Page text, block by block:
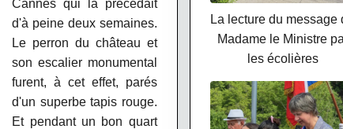
Cannes qui la précédait
d'à peine deux semaines.
Le perron du château et
son escalier monumental
furent, à cet effet, parés
d'un superbe tapis rouge.
Et pendant un bon quart
La lecture du message
Madame le Ministre
les écolières